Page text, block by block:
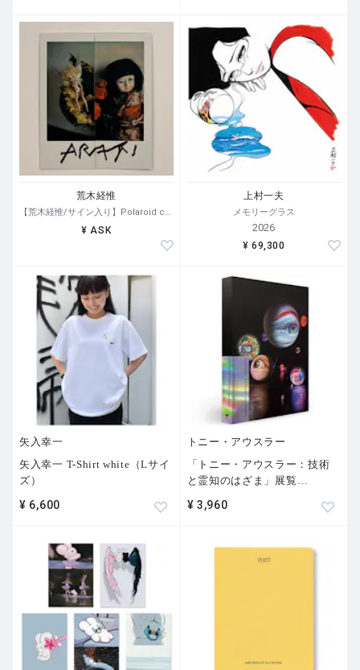
荒木経惟
【荒木経惟/サイン入り】Polaroid collage
¥ ASK
上村一夫
メモリーグラス
2026
¥ 69,300
矢入幸一
矢入幸一 T-Shirt white（Lサイ
ズ）
¥ 6,600
トニー・アウスラー
「トニー・アウスラー：技術
と霊知のはざま」展覧
¥ 3,960